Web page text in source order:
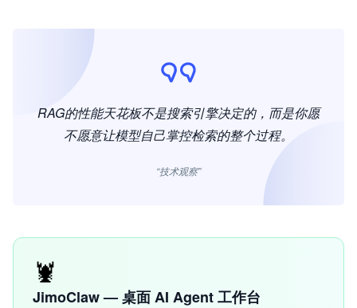
RAG的性能天花板不是搜索引擎决定的，而是你愿
不愿意让模型自己掌控检索的整个过程。
“技术观察”
🦞
JimoClaw — 桌面 AI Agent 工作台